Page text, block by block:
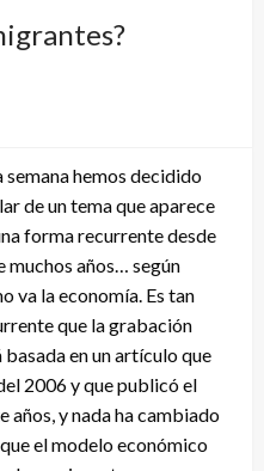
semana hemos decidido
de un tema que aparece
forma recurrente desde
muchos años… según
va la economía. Es tan
que la grabación
basada en un artículo que
2006 y que publicó el
años, y nada ha cambiado
el modelo económico